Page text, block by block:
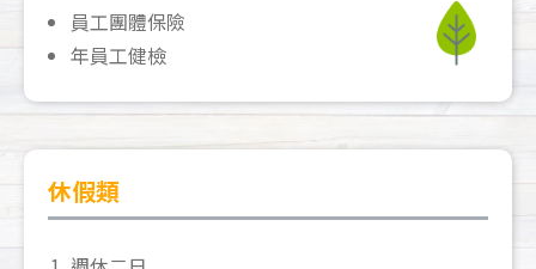
員工團體保險
年員工健檢
休假類